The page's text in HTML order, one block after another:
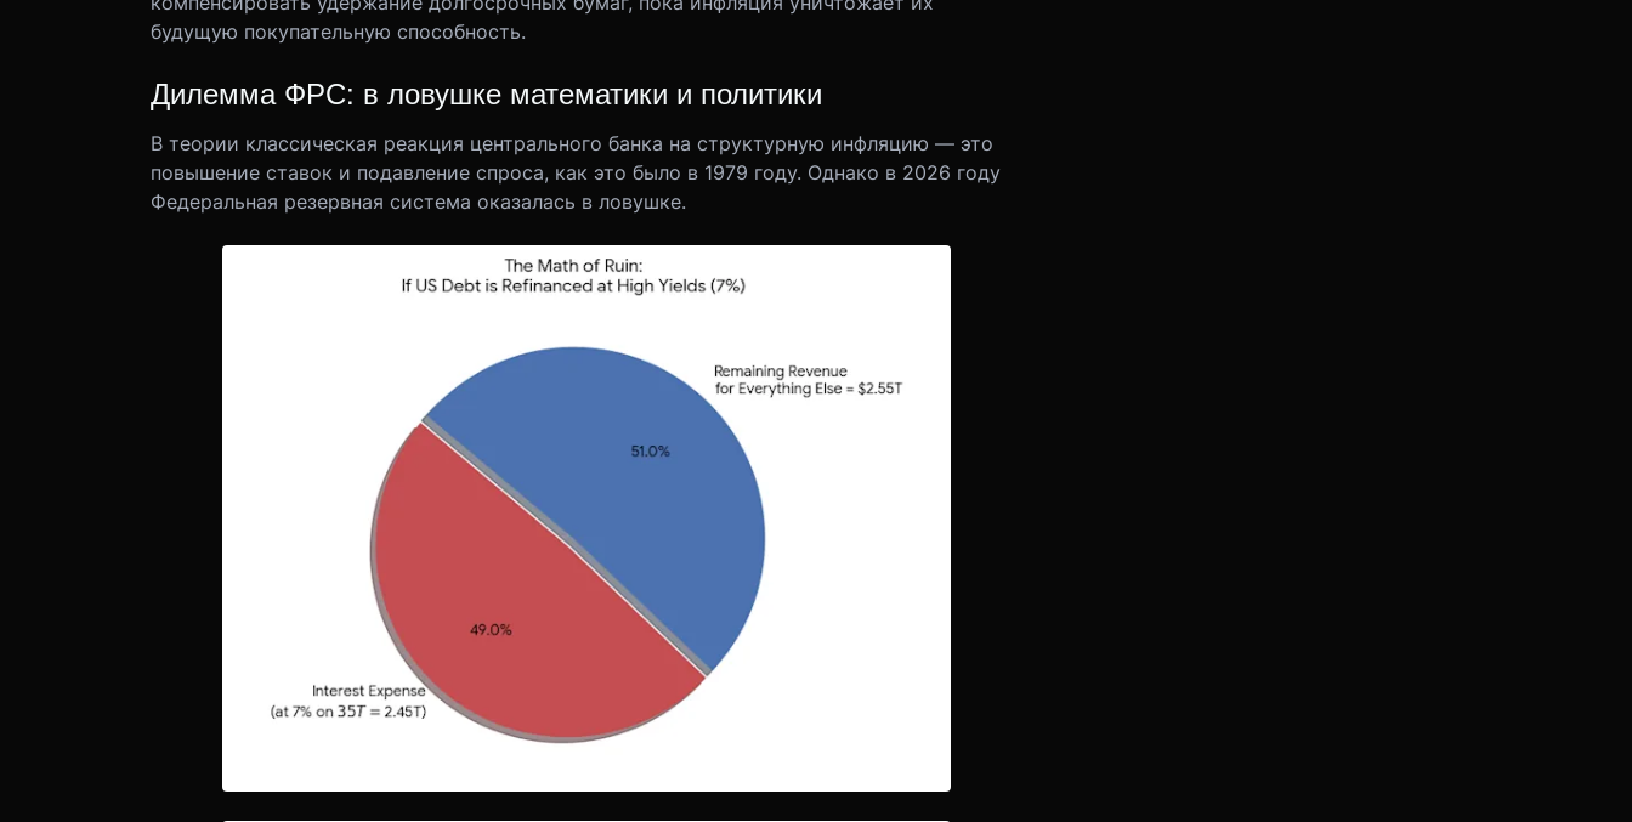
будущую покупательную способность.
Дилемма ФРС: в ловушке математики и политики
В теории классическая реакция центрального банка на структурную инфляцию — это
повышение ставок и подавление спроса, как это было в 1979 году. Однако в 2026 году
Федеральная резервная система оказалась в ловушке.